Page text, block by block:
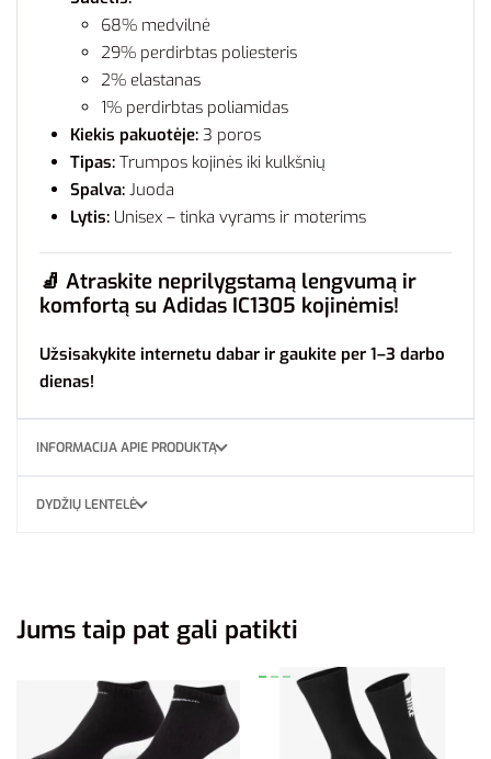
68% medvilnė
29% perdirbtas poliesteris
2% elastanas
1% perdirbtas poliamidas
Kiekis pakuotėje: 3 poros
Tipas: Trumpos kojinės iki kulkšnių
Spalva: Juoda
Lytis: Unisex – tinka vyrams ir moterims
🧦 Atraskite neprilygstamą lengvumą ir
komfortą su Adidas IC1305 kojinėmis!
Užsisakykite internetu dabar ir gaukite per 1–3 darbo
dienas!
INFORMACIJA APIE PRODUKTĄ
DYDŽIŲ LENTELĖ
Jums taip pat gali patikti